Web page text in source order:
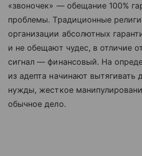
«звоночек» — обещание 100%
проблемы. Традиционные
организации абсолютных
и не обещают чудес, в отличие
сигнал — финансовый. На
из адепта начинают вытягивать
нужды, жесткое
обычное дело.